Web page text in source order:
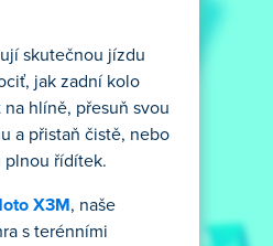
skutečnou jízdu
jak zadní kolo
hlíně, přesuň svou
a přistaň čistě, nebo
plnou řídítek.
X3M , naše
s terénními